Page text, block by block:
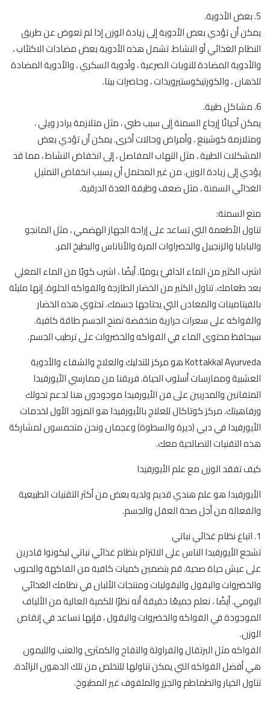
5. بعض الأدوية.
يمكن أن تؤدي بعض الأدوية إلى زيادة الوزن إذا لم تعوض عن طريق
النظام الغذائي أو النشاط. تشمل هذه الأدوية بعض مضادات الاكتئاب ،
والأدوية المضادة للنوبات الصرعية ، وأدوية السكري ، والأدوية المضادة
للذهان ، والكورتيكوستيرويدات ، وحاصرات بيتا.
6. مشاكل طبية.
يمكن أحيانًا إرجاع السمنة إلى سبب طبي ، مثل متلازمة برادر ويلي ،
ومتلازمة كوشينغ ، وأمراض وحالات أخرى. يمكن أن تؤدي بعض
المشكلات الطبية ، مثل التهاب المفاصل ، إلى انخفاض النشاط ، مما قد
يؤدي إلى زيادة الوزن. من غير المحتمل أن يسبب انخفاض التمثيل
الغذائي السمنة ، مثل ضعف وظيفة الغدة الدرقية.
منع السمنة:
تناول الأطعمة التي تساعد على إراحة الجهاز الهضمي ، مثل المانجو
والبابايا والزنجبيل والخضراوات المرة والأناناس والبطيخ المر.
اشرب الكثير من الماء الدافئ يوميًا. أيضًا ، اشرب كوبًا من الماء المغلي
بعد طعامك. تناول الكثير من الخضار الطازجة والفواكه الحلوة. إنها مليئة
بالفيتامينات والمعادن التي يحتاجها جسمك. تحتوي هذه الخضار
والفواكه على سعرات حرارية منخفضة تمنح الجسم طاقة كافية.
سيحافظ محتوى الماء في الفواكه والخضروات على ترطيب الجسم.
Kottakkal Ayurveda هو مركز للتدليك والعلاج والشفاء والأدوية
العشبية وممارسات أسلوب الحياة. فريقنا من ممارسي الأيورفيدا
المتفانين والمدربين على فن الأيورفيدا موجودون هنا لدعم تحولك
ورفاهيتك. مركز كوتاكال للعلاج بالأيورفيدا هو المزود الأول لخدمات
الأيورفيدا في دبي (ديرة والسطوة) وعجمان ونحن متحمسون لمشاركة
هذه التقنيات التصالحية معك.
كيف تفقد الوزن مع علم الأيورفيدا
الأيورفيدا هو علم هندي قديم ولديه بعض من أكثر التقنيات الطبيعية
والفعالة من أجل صحة العقل والجسم.
1. اتباع نظام غذائي نباتي
تشجع الأيورفيدا الناس على الالتزام بنظام غذائي نباتي ليكونوا قادرين
على عيش حياة صحية. قم بتضمين كميات كافية من الفاكهة والحبوب
والخضروات والبقول والبقوليات ومنتجات الألبان في نظامك الغذائي
اليومي. أيضًا ، نعلم جميعًا حقيقة أنه نظرًا للكمية العالية من الألياف
الموجودة في الفواكه والخضروات والبقول ، فإنها تساعد في إنقاص
الوزن.
الفواكه مثل البرتقال والفراولة والتفاح والكمثرى والعنب والليمون
هي أفضل الفواكه التي يمكن تناولها للتخلص من تلك الدهون الزائدة.
تناول الخيار والطماطم والجزر والملفوف غير المطبوخ.